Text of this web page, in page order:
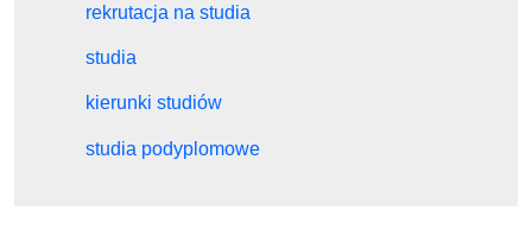
rekrutacja na studia
studia
kierunki studiów
studia podyplomowe